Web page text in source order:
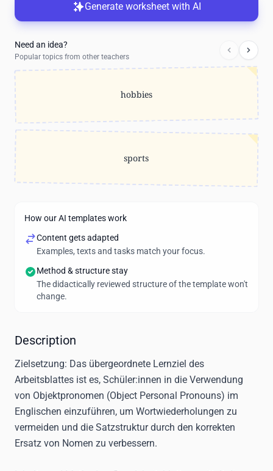
Generate worksheet with AI
Need an idea?
Popular topics from other teachers
hobbies
sports
How our AI templates work
Content gets adapted
Examples, texts and tasks match your focus.
Method & structure stay
The didactically reviewed structure of the template won't
change.
Description
Zielsetzung: Das übergeordnete Lernziel des
Arbeitsblattes ist es, Schüler:innen in die Verwendung
von Objektpronomen (Object Personal Pronouns) im
Englischen einzuführen, um Wortwiederholungen zu
vermeiden und die Satzstruktur durch den korrekten
Ersatz von Nomen zu verbessern.